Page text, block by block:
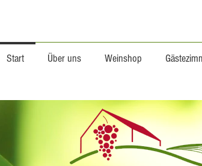
Start Über uns Weinshop